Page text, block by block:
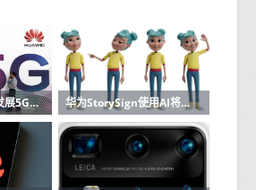
华为同意在俄罗斯发展5G可以在具有电信MTS的下一代蜂窝网络上运行 华为StorySign使用AI将儿童读物翻译成手语